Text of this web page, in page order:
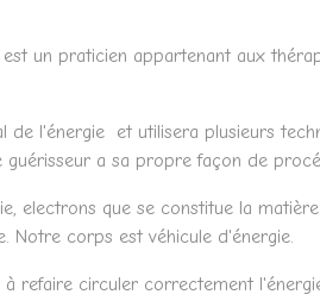
un praticien appartenant aux
de l'énergie et utilisera plusieurs
guérisseur a sa propre façon de
electrons que se constitue la
Notre corps est véhicule d'énergie.
refaire circuler correctement